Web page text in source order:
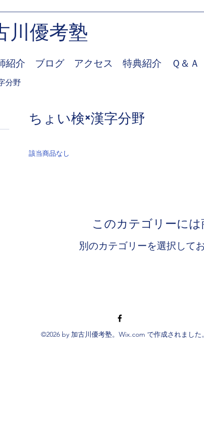
川優考塾
紹介 ブログ アクセス 特典紹介 Ｑ＆Ａ
分野
ちょい検×漢字分野
該当商品なし
このカテゴリーに
別のカテゴリーを選択して
©2026 by 加古川優考塾。Wix.com で作成されました。